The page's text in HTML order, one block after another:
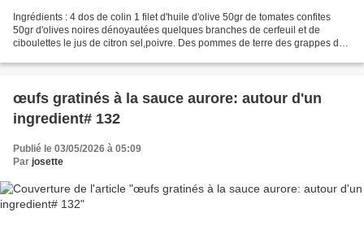
Ingrédients : 4 dos de colin 1 filet d'huile d'olive 50gr de tomates confites
50gr d'olives noires dénoyautées quelques branches de cerfeuil et de
ciboulettes le jus de citron sel,poivre. Des pommes de terre des grappes de
œufs gratinés à la sauce aurore: autour d'un
ingredient# 132
Publié le 03/05/2026 à 05:09
Par josette